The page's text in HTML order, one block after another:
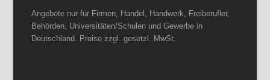
Angebote nur für Firmen, Handel, Handwerk, Freiberufler,
Behörden, Universitäten/Schulen und Gewerbe in
Deutschland. Preise zzgl. gesetzl. MwSt.